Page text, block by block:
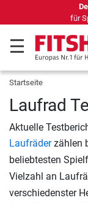
für
Startseite
Laufrad
Aktuelle
Laufräderzählen
beliebtesten
Vielzahl an
verschiedenster